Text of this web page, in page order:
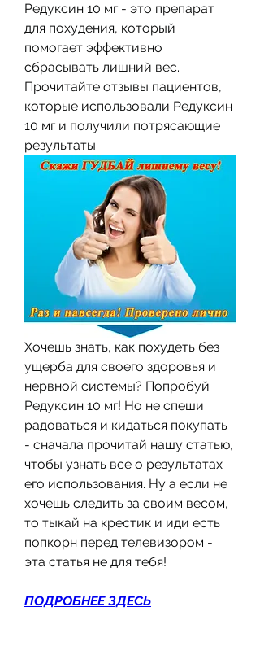
Редуксин 10 мг - это препарат
для похудения, который
помогает эффективно
сбрасывать лишний вес.
Прочитайте отзывы пациентов,
которые использовали Редуксин
10 мг и получили потрясающие
результаты.
Хочешь знать, как похудеть без
ущерба для своего здоровья и
нервной системы? Попробуй
Редуксин 10 мг! Но не спеши
радоваться и кидаться покупать
- сначала прочитай нашу статью,
чтобы узнать все о результатах
его использования. Ну а если не
хочешь следить за своим весом,
то тыкай на крестик и иди есть
попкорн перед телевизором -
эта статья не для тебя!
ПОДРОБНЕЕ ЗДЕСЬ